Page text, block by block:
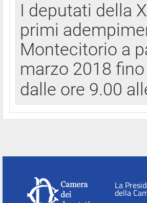
I deputati della
primi
Montecitorio a
marzo 2018
dalle ore 9.00
La
della